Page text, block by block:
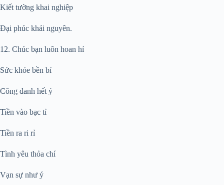
Kiết tường khai nghiệp
Đại phúc khải nguyên.
12. Chúc bạn luôn hoan hỉ
Sức khỏe bền bỉ
Công danh hết ý
Tiền vào bạc tỉ
Tiền ra ri rỉ
Tình yêu thỏa chí
Vạn sự như ý